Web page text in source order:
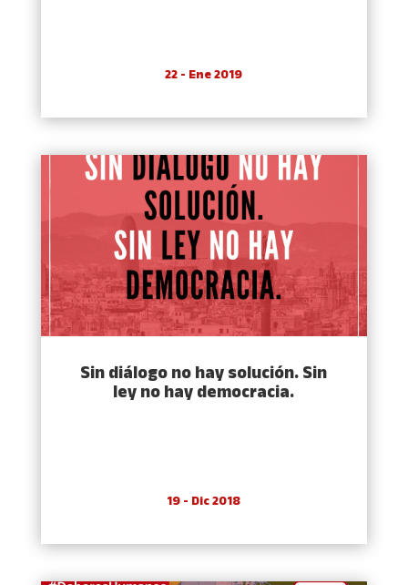
22 - Ene 2019
Sin diálogo no hay solución. Sin
ley no hay democracia.
19 - Dic 2018